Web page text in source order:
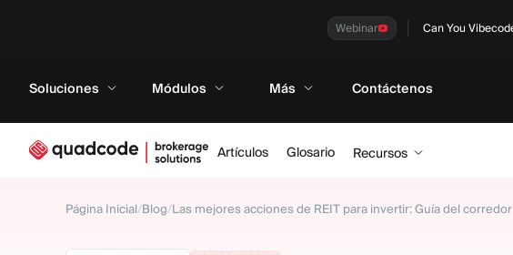
Webinar Can You
Soluciones Módulos Más Contáctenos
Artículos Glosario Recursos
Página Inicial/Blog/Las mejores acciones de REIT para invertir: Guía del corredor